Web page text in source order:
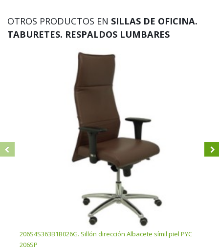
OTROS PRODUCTOS EN SILLAS DE OFICINA.
TABURETES. RESPALDOS LUMBARES
206S4S363B1B026G. Sillón dirección Albacete símil piel PYC
206SP